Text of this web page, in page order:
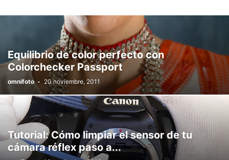
REVISTAS TUTORIALES PHOTOSHOP
Equilibrio de color perfecto con
Colorchecker Passport
omnifoto - 20 noviembre, 2011
Tutorial: Cómo limpiar el sensor de tu
cámara réflex paso a...